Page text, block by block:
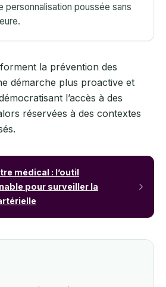
personnalisation poussée sans
la prévention des
démarche plus proactive et
l’accès à des
réservées à des contextes
médical : l’outil
pour surveiller la